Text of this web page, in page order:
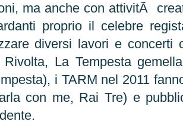
ma anche con attivitÃ
proprio il celebre
diversi lavori e concerti
Rivolta, La Tempesta
i TARM nel 2011
con me, Rai Tre) e